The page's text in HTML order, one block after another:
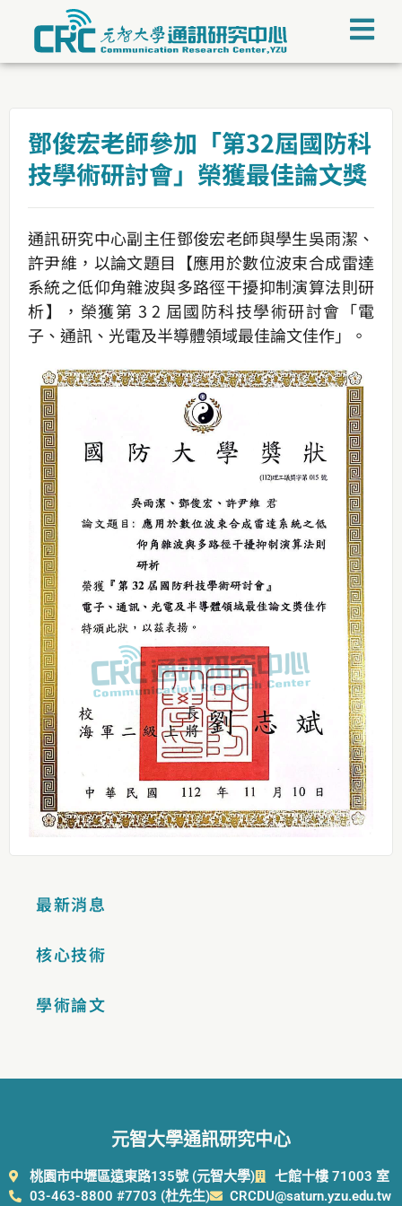
最新消息
核心技術
學術論文
鄧俊宏老師參加「第32屆國防科
技學術研討會」榮獲最佳論文獎
通訊研究中心副主任鄧俊宏老師與學生吳雨潔、
許尹維，以論文題目【應用於數位波束合成雷達
系統之低仰角雜波與多路徑干擾抑制演算法則研
析】，榮獲第 3 2 屆國防科技學術研討會「電
子、通訊、光電及半導體領域最佳論文佳作」。
元智大學通訊研究中心
桃園市中壢區遠東路135號 (元智大學)
七館十樓 71003 室
03-463-8800 #7703 (杜先生)
CRCDU@saturn.yzu.edu.tw